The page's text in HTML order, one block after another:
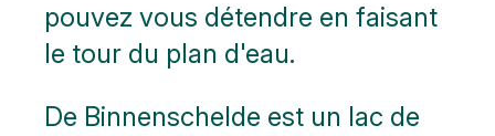
pouvez vous détendre en faisant
le tour du plan d'eau.
De Binnenschelde est un lac de